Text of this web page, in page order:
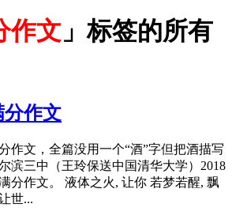
作文 」标签的所有
作文
作文，全篇没用一个“酒”字但把酒描写
滨三中（王玲保送中国清华大学）2018
分作文。 液体之火, 让你 若梦若醒, 飘
世...